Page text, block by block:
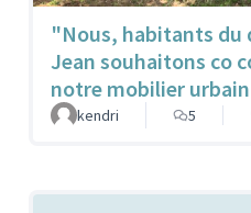
"Nous, habitants du
Jean souhaitons co
notre mobilier
kendri 5